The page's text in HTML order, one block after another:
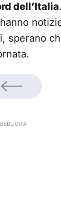
dell’Italia
sperano